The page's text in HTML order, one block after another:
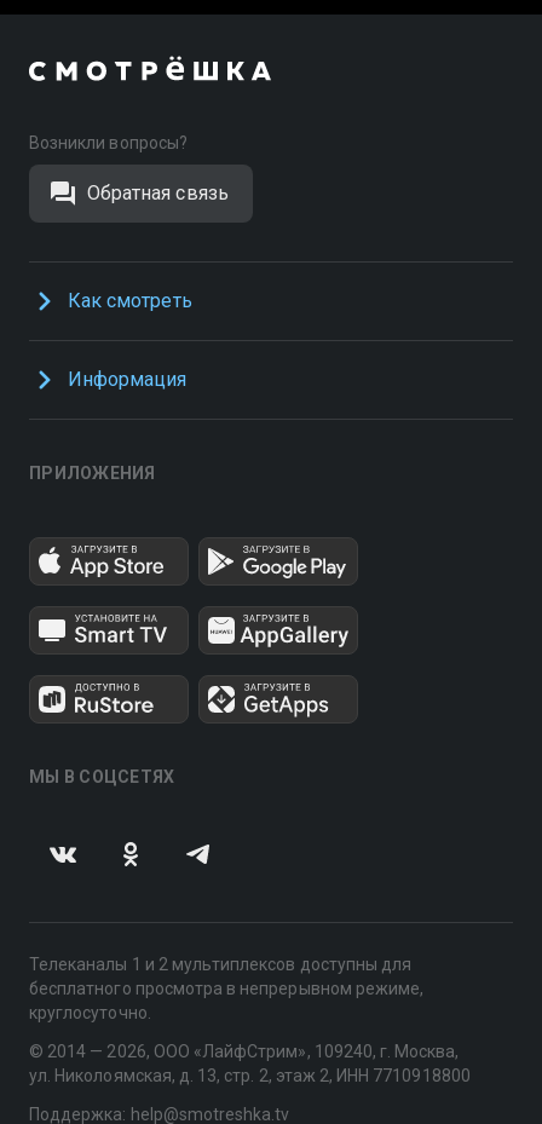
Возникли вопросы?
Обратная связь
Как смотреть
Информация
ПРИЛОЖЕНИЯ
МЫ В СОЦСЕТЯХ
Телеканалы 1 и 2 мультиплексов доступны для
бесплатного просмотра в непрерывном режиме,
круглосуточно.
© 2014 — 2026, ООО «ЛайфСтрим», 109240, г. Москва,
ул. Николоямская, д. 13, стр. 2, этаж 2, ИНН 7710918800
Поддержка: help@smotreshka.tv